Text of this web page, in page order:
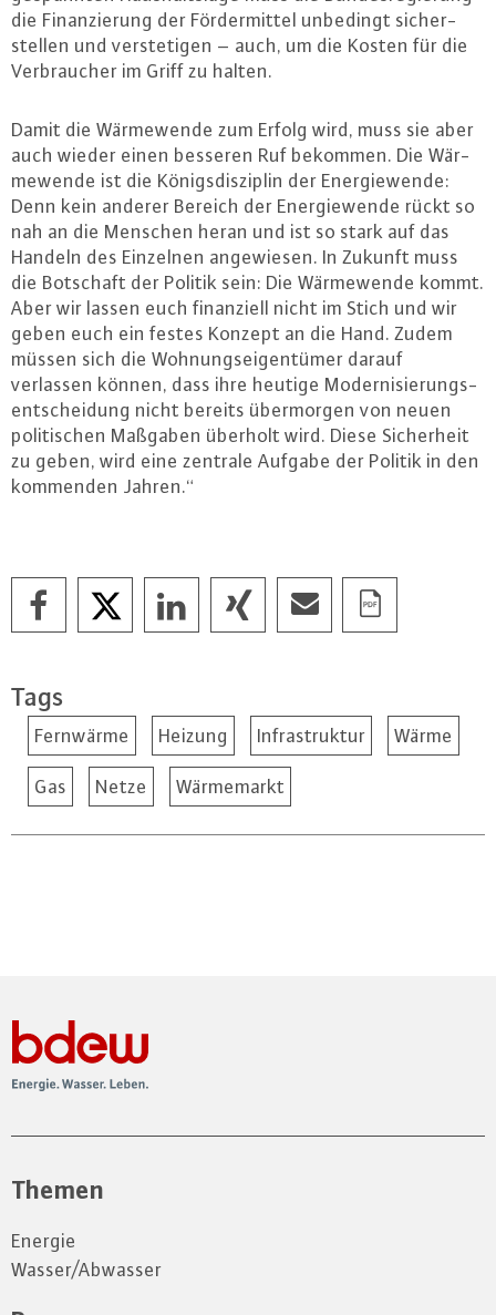
die Fi­nan­zie­rung der För­der­mit­tel unbedingt si­cher­
stel­len und ver­ste­ti­gen – auch, um die Kosten für die
Ver­brau­cher im Griff zu halten.
Damit die Wär­me­wen­de zum Erfolg wird, muss sie aber
auch wieder einen besseren Ruf bekommen. Die Wär­
me­wen­de ist die Kö­nigs­dis­zi­plin der En­er­gie­wen­de:
Denn kein anderer Bereich der En­er­gie­wen­de rückt so
nah an die Menschen heran und ist so stark auf das
Handeln des Einzelnen an­ge­wie­sen. In Zukunft muss
die Botschaft der Politik sein: Die Wär­me­wen­de kommt.
Aber wir lassen euch fi­nan­zi­ell nicht im Stich und wir
geben euch ein festes Konzept an die Hand. Zudem
müssen sich die Woh­nungs­ei­gen­tü­mer darauf
verlassen können, dass ihre heutige Mo­der­ni­sie­rungs­
ent­schei­dung nicht bereits über­mor­gen von neuen
po­li­ti­schen Maßgaben überholt wird. Diese Si­cher­heit
zu geben, wird eine zentrale Aufgabe der Politik in den
kommenden Jahren.“
Tags
Fernwärme Heizung Infrastruktur Wärme
Gas Netze Wärmemarkt
Themen
Energie
Wasser/Abwasser